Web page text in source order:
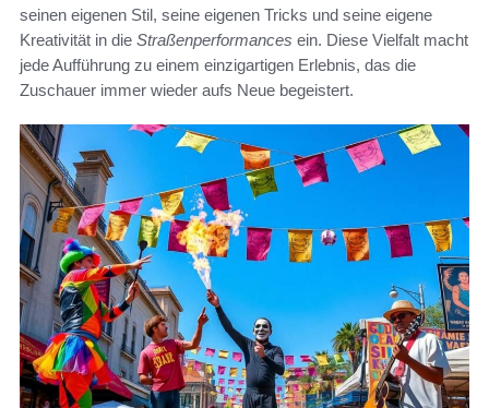
seinen eigenen Stil, seine eigenen Tricks und seine eigene
Kreativität in die Straßenperformances ein. Diese Vielfalt macht
jede Aufführung zu einem einzigartigen Erlebnis, das die
Zuschauer immer wieder aufs Neue begeistert.